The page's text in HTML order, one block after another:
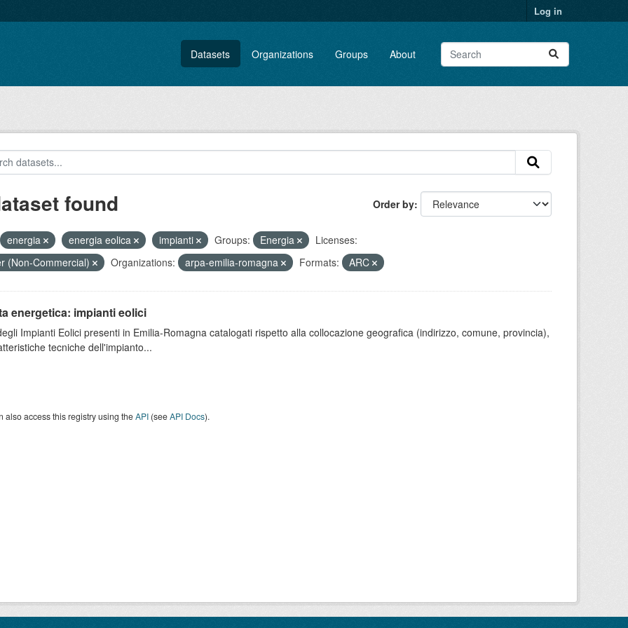
Log in
Datasets Organizations Groups About
Order by
found
energia energia eolica impianti Groups: Energia
Licenses:
(Non-Commercial)
Organizations: arpa-emilia-romagna Formats: ARC
energetica: impianti eolici
Impianti Eolici presenti in Emilia-Romagna catalogati rispetto alla collocazione geografica (indirizzo, comune, provincia),
tecniche dell'impianto...
also access this registry using theAPI(seeAPI Docs).